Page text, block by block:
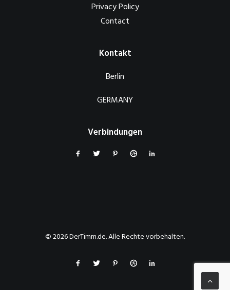
Privacy Policy
Contact
Kontakt
Berlin
GERMANY
Verbindungen
© 2026 DerTimm.de. Alle Rechte vorbehalten.